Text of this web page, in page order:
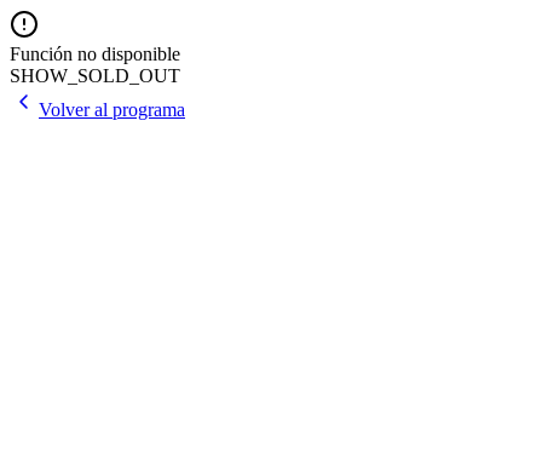
Función no disponible
SHOW_SOLD_OUT
Volver al programa